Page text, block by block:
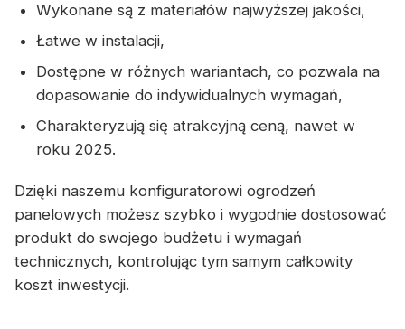
Wykonane są z materiałów najwyższej jakości,
Łatwe w instalacji,
Dostępne w różnych wariantach, co pozwala na
dopasowanie do indywidualnych wymagań,
Charakteryzują się atrakcyjną ceną, nawet w
roku 2025.
Dzięki naszemu konfiguratorowi ogrodzeń
panelowych możesz szybko i wygodnie dostosować
produkt do swojego budżetu i wymagań
technicznych, kontrolując tym samym całkowity
koszt inwestycji.